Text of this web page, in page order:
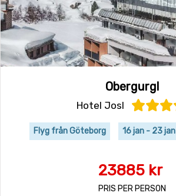
Obergurgl
Hotel Josl
Flyg från Göteborg 16 jan - 23 jan
23885 kr
PRIS PER PERSON